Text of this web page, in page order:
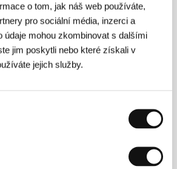
o tom, jak náš web používáte,
pro sociální média, inzerci a
údaje mohou zkombinovat s dalšími
jim poskytli nebo které získali v
jejich služby.
Lublaň, Jugoslávie-​​​​Slovinsko).